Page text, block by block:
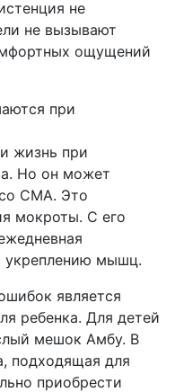
не
не вызывают
ощущений
при
жизнь при
Но он может
СМА. Это
мокроты. С его
укреплению мышц.
является
ребенка. Для детей
мешок Амбу. В
подходящая для
приобрести